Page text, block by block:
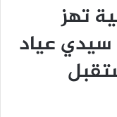
تهز
سيدي عياد